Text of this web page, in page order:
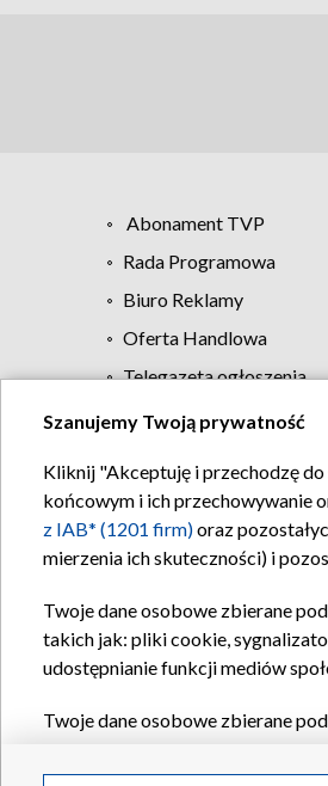
Abonament TVP
Rada Programowa
Biuro Reklamy
Oferta Handlowa
Telegazeta ogłoszenia
Szanujemy Twoją prywatność
Kliknij "Akceptuję i przechodzę
końcowym i ich przechowywanie
z IAB* (1201 firm)oraz
mierzenia ich skuteczności) i
Twoje dane osobowe zbierane
takich jak: pliki cookie,
udostępnianie funkcji mediów
Twoje dane osobowe zbierane
Partnerów TVPdla realizacji